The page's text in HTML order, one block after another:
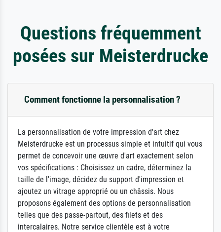
Questions fréquemment
posées sur Meisterdrucke
Comment fonctionne la personnalisation ?
La personnalisation de votre impression d'art chez
Meisterdrucke est un processus simple et intuitif qui vous
permet de concevoir une œuvre d'art exactement selon
vos spécifications : Choisissez un cadre, déterminez la
taille de l'image, décidez du support d'impression et
ajoutez un vitrage approprié ou un châssis. Nous
proposons également des options de personnalisation
telles que des passe-partout, des filets et des
intercalaires. Notre service clientèle est à votre